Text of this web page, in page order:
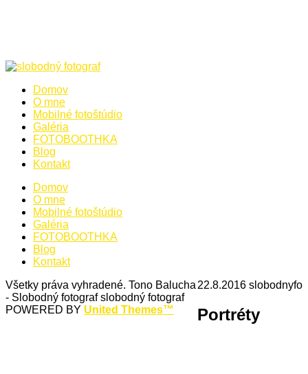
Domov
O mne
Mobilné fotoštúdio
Galéria
FOTOBOOTHKA
Blog
Kontakt
Domov
O mne
Mobilné fotoštúdio
Galéria
FOTOBOOTHKA
Blog
Kontakt
22.8.2016 slobodnyfo
Portréty
Všetky práva vyhradené. Tono Balucha
- Slobodný fotografslobodný fotograf
POWERED BY United Themes™